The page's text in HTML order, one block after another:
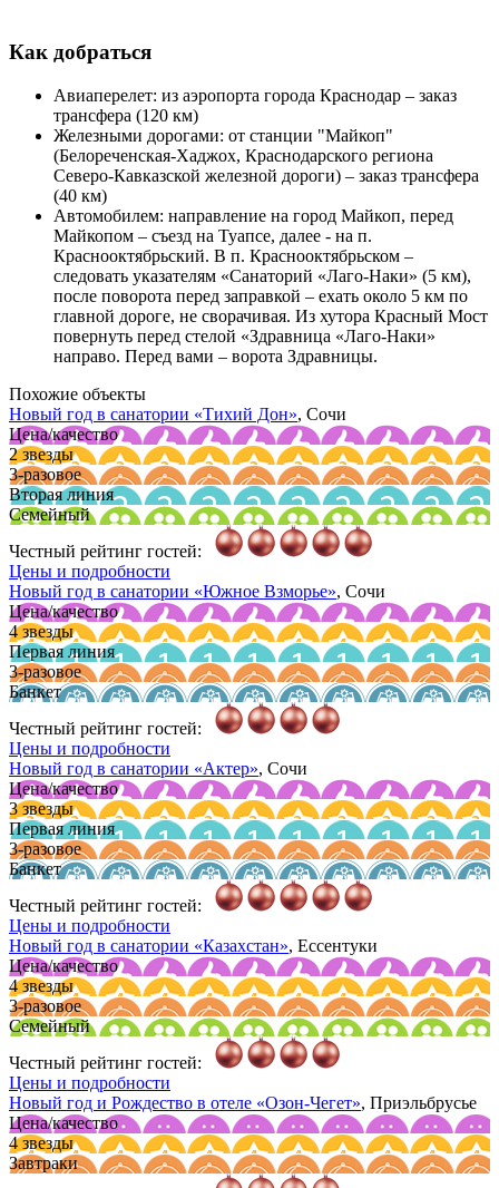
Как добраться
Авиаперелет: из аэропорта города Краснодар – заказ
трансфера (120 км)
Железными дорогами: от станции "Майкоп"
(Белореченская-Хаджох, Краснодарского региона
Северо-Кавказской железной дороги) – заказ трансфера
(40 км)
Автомобилем: направление на город Майкоп, перед
Майкопом – съезд на Туапсе, далее - на п.
Краснооктябрьский. В п. Краснооктябрьском –
следовать указателям «Санаторий «Лаго-Наки» (5 км),
после поворота перед заправкой – ехать около 5 км по
главной дороге, не сворачивая. Из хутора Красный Мост
повернуть перед стелой «Здравница «Лаго-Наки»
направо. Перед вами – ворота Здравницы.
Похожие объекты
Новый год в cанатории «Тихий Дон», Сочи
Цена/качество
2 звезды
3-разовое
Вторая линия
Семейный
Честный рейтинг гостей:
Цены и подробности
Новый год в санатории «Южное Взморье», Сочи
Цена/качество
4 звезды
Первая линия
3-разовое
Банкет
Честный рейтинг гостей:
Цены и подробности
Новый год в санатории «Актер», Сочи
Цена/качество
3 звезды
Первая линия
3-разовое
Банкет
Честный рейтинг гостей:
Цены и подробности
Новый год в санатории «Казахстан», Ессентуки
Цена/качество
4 звезды
3-разовое
Семейный
Честный рейтинг гостей:
Цены и подробности
Новый год и Рождество в отеле «Озон-Чегет», Приэльбрусье
Цена/качество
4 звезды
Завтраки